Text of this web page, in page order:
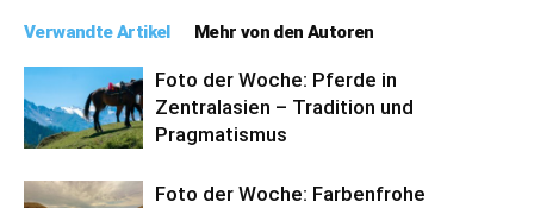
Verwandte Artikel Mehr von den Autoren
Foto der Woche: Pferde in
Zentralasien – Tradition und
Pragmatismus
Foto der Woche: Farbenfrohe